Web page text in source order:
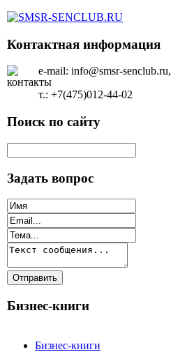
Контактная информация
e-mail: info@smsr-senclub.ru,
т.: +7(475)012-44-02
Поиск по сайту
Задать вопрос
Бизнес-книги
Бизнес-книги